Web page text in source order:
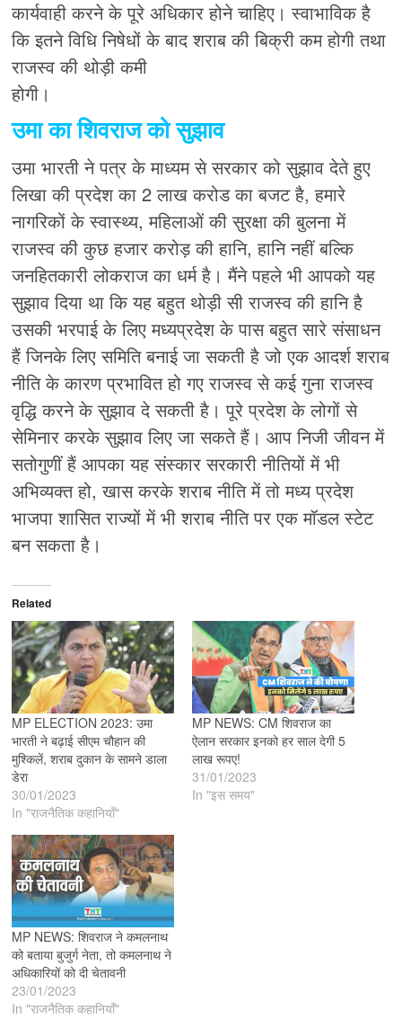
कार्यवाही करने के पूरे अधिकार होने चाहिए। स्वाभाविक है
कि इतने विधि निषेधों के बाद शराब की बिक्री कम होगी तथा
राजस्व की थोड़ी कमी
होगी।
उमा का शिवराज को सुझाव
उमा भारती ने ​पत्र के माध्यम से सरकार को सुझाव देते हुए
लिखा की प्रदेश का 2 लाख करोड का बजट है, हमारे
नागरिकों के स्वास्थ्य, महिलाओं की सुरक्षा की बुलना में
राजस्व की कुछ हजार करोड़ की हानि, हानि नहीं बल्कि
जनहितकारी लोकराज का धर्म है। मैंने पहले भी आपको यह
सुझाव दिया था कि यह बहुत थोड़ी सी राजस्व की हानि है
उसकी भरपाई के लिए मध्यप्रदेश के पास बहुत सारे संसाधन
हैं जिनके लिए समिति बनाई जा सकती है जो एक आदर्श शराब
नीति के कारण प्रभावित हो गए राजस्व से कई गुना राजस्व
वृद्धि करने के सुझाव दे सकती है। पूरे प्रदेश के लोगों से
सेमिनार करके सुझाव लिए जा सकते हैं। आप निजी जीवन में
सतोगुणीं हैं आपका यह संस्कार सरकारी नीतियों में भी
अभिव्यक्त हो, खास करके शराब नीति में तो मध्य प्रदेश
भाजपा शासित राज्यों में भी शराब नीति पर एक मॉडल स्टेट
बन सकता है।
Related
MP ELECTION 2023: उमा
भारती ने बढ़ाई सीएम चौहान की
मुश्किलें, शराब दुकान के सामने डाला
डेरा
30/01/2023
In "राजनैतिक कहानियाँ"
MP NEWS: CM शिवराज का
ऐलान सरकार इनको हर साल देगी 5
लाख रूपए!
31/01/2023
In "इस समय"
MP NEWS: शिवराज ने कमलनाथ
को बताया बुजुर्ग नेता, तो कमलनाथ ने
अधिकारियों को दी चेतावनी
23/01/2023
In "राजनैतिक कहानियाँ"